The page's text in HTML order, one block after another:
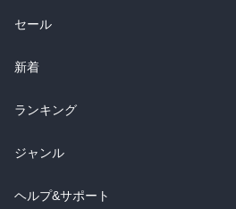
総合
ラノベ
雑誌・グラビア
BL・TL
セール
総合
ラノベ
雑誌・グラビア
BL・TL
新着
総合
ラノベ
雑誌・グラビア
ランキング
総合
ラノベ
ジャンル
コミック
ヘルプ&サポート